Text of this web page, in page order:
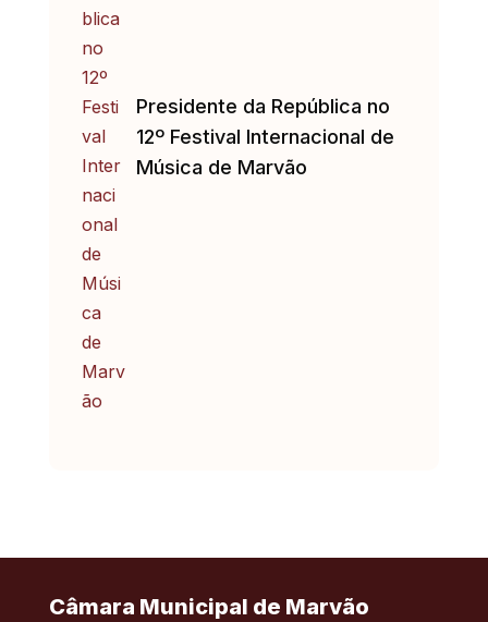
Presidente da República no
12º Festival Internacional de
Música de Marvão
Câmara Municipal de Marvão